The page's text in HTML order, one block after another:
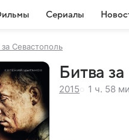
Сериалы
за Севастополь
Битва
2015 1 ч. 58